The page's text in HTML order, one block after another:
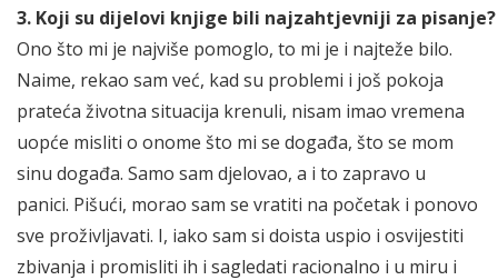
3. Koji su dijelovi knjige bili najzahtjevniji za pisanje?
Ono što mi je najviše pomoglo, to mi je i najteže bilo.
Naime, rekao sam već, kad su problemi i još pokoja
prateća životna situacija krenuli, nisam imao vremena
uopće misliti o onome što mi se događa, što se mom
sinu događa. Samo sam djelovao, a i to zapravo u
panici. Pišući, morao sam se vratiti na početak i ponovo
sve proživljavati. I, iako sam si doista uspio i osvijestiti
zbivanja i promisliti ih i sagledati racionalno i u miru i